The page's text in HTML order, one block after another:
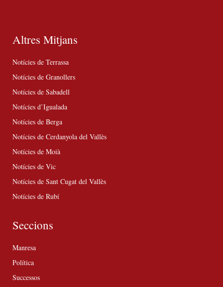
Altres Mitjans
Notícies de Terrassa
Notícies de Granollers
Notícies de Sabadell
Notícies d’Igualada
Notícies de Berga
Notícies de Cerdanyola del Vallès
Notícies de Moià
Notícies de Vic
Notícies de Sant Cugat del Vallès
Notícies de Rubí
Seccions
Manresa
Política
Successos